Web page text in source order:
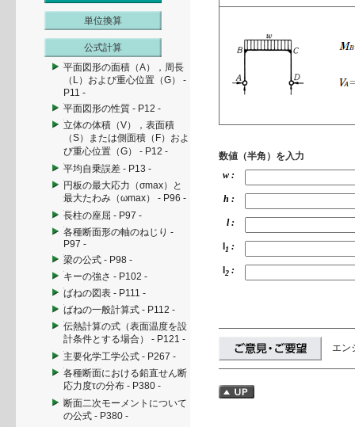
単位換算
公式計算
平面図形の面積（A），周長
（L）および重心位置（G） -
P11 -
平面図形の性質 - P12 -
立体の体積（V），表面積
（S）または側面積（F）およ
び重心位置（G） - P12 -
平均自乗誤差 - P13 -
円板の最大応力（σmax）と
最大たわみ（ωmax） - P96 -
長柱の座屈 - P97 -
各種断面形の軸のねじり -
P97 -
梁の公式 - P98 -
キーの強さ - P102 -
ばねの図表 - P111 -
ばねの一般計算式 - P112 -
伝熱計算の式（表面温度を設
計条件とする場合） - P121 -
主要化学工学公式 - P267 -
各種断面における鉛直せん断
応力度τの分布 - P380 -
断面二次モーメントについて
の公式 - P380 -
数値（半角）を入力
w :
h :
l :
1 :
2 :
エン